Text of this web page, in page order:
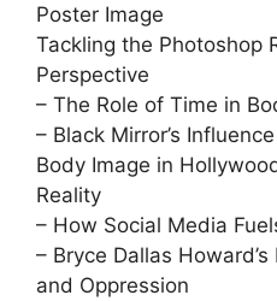
Poster Image
Tackling the Photoshop
Perspective
– The Role of Time in
– Black Mirror’s
Body Image in
Reality
– How Social Media
– Bryce Dallas
and Oppression